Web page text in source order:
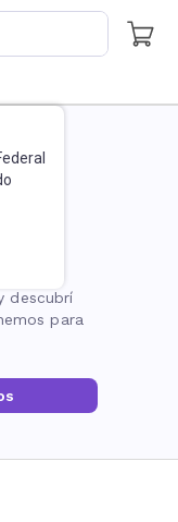
descubrí
para